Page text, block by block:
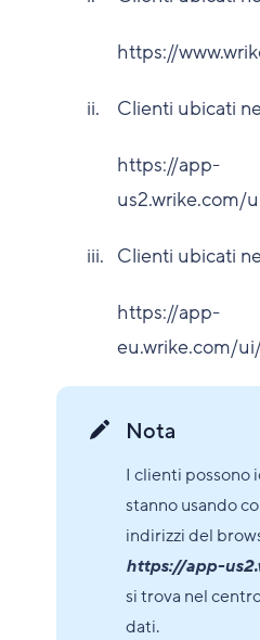
https://
Clienti ubicati
https://app-
us2.wrike.com/
Clienti ubicati
https://app-
eu.wrike.com/
Nota
I clienti possono
stanno usando
indirizzi del
https://app-
si trova nel
dati.